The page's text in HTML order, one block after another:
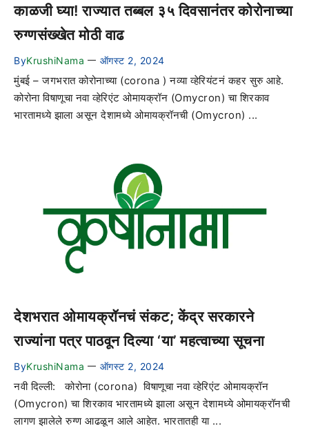
काळजी घ्या! राज्यात तब्बल ३५ दिवसानंतर कोरोनाच्या
रुग्णसंख्खेत मोठी वाढ
ByKrushiNama — ऑगस्ट 2, 2024
मुंबई – जगभरात कोरोनाच्या (corona ) नव्या व्हेरियंटनं कहर सुरु आहे.
कोरोना विषाणूचा नवा व्हेरिएंट ओमायक्रॉन (Omycron) चा शिरकाव
भारतामध्ये झाला असून देशामध्ये ओमायक्रॉनची (Omycron) ...
देशभरात ओमायक्रॉनचं संकट; केंद्र सरकारने
राज्यांना पत्र पाठवून दिल्या ‘या’ महत्वाच्या सूचना
ByKrushiNama — ऑगस्ट 2, 2024
नवी दिल्ली: कोरोना (corona) विषाणूचा नवा व्हेरिएंट ओमायक्रॉन
(Omycron) चा शिरकाव भारतामध्ये झाला असून देशामध्ये ओमायक्रॉनची
लागण झालेले रुग्ण आढळून आले आहेत. भारतातही या ...